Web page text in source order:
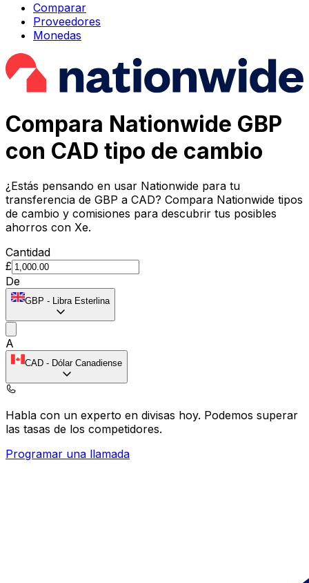
Comparar
Proveedores
Monedas
Compara Nationwide GBP
con CAD tipo de cambio
¿Estás pensando en usar Nationwide para tu
transferencia de GBP a CAD? Compara Nationwide tipos
de cambio y comisiones para descubrir tus posibles
ahorros con Xe.
Cantidad
£
De
GBP - Libra Esterlina
A
CAD - Dólar Canadiense
Habla con un experto en divisas hoy. Podemos superar
las tasas de los competidores.
Programar una llamada